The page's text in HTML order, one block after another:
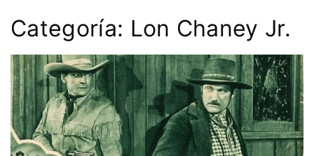
🔴CINE DOCUMENTAL
🔴CINE NEGRO / CRIMEN /
ESPIONAJE
🔴COMEDIA
🔴DRAMA
🔴ÉPICO / MITOLÓGICO
🔴EXPERIMENTOS
🇨🇱 CHILE
🇺🇸 ESTADOS
UNIDOS
🇲🇽 MÉXICO
🇺🇾 URUGUAY
🌏 ASIA
🇯🇵 JAPÓN
🇷🇺 RUSIA
🌍 EUROPA
🇩🇪 ALEMANIA
🇦🇹 AUSTRIA
🇧🇪 BÉLGICA
🇩🇰 DINAMARCA
🇪🇸 ESPAÑA
🇫🇷 FRANCIA
🌏 OCEANIA 🇦🇺 AUSTRALIA
🎒 TALLERES
ONLINE
🎞️ FILM DOCTOR
👨‍🎨 IMAGEN &
VIDEO
🖥️ SERVICIOS DE
COMPUTACIÓN
🌐 DISEÑO WEB
IMPRESCINDIBLES
👁️ ANIME
🗨 CÓMICS
Categoría: Lon Chaney Jr.